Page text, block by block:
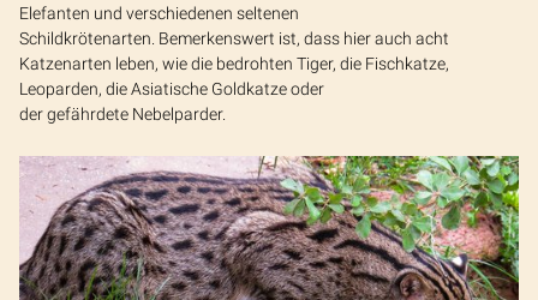
Elefanten und verschiedenen seltenen
Schildkrötenarten. Bemerkenswert ist, dass hier auch acht
Katzenarten leben, wie die bedrohten Tiger, die Fischkatze,
Leoparden, die Asiatische Goldkatze oder
der gefährdete Nebelparder.